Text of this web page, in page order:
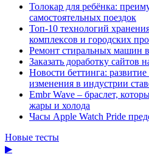
Толокар для ребёнка:
самостоятельных поездок
Топ-10 технологий
комплексов и городских
Ремонт стиральных машин
Заказать доработку сайтов
Новости беттинга:
изменения в индустрии
Embr Wave – браслет,
жары и холода
Часы Apple Watch Pride
Новые тесты
▶